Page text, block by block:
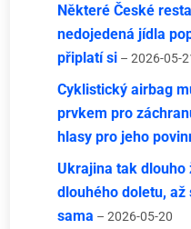
Některé České
nedojedená jídla
připlatí si – 2026-05-
Cyklistický airbag
prvkem pro
hlasy pro jeho
Ukrajina tak dlouho
dlouhého doletu,
sama – 2026-05-20